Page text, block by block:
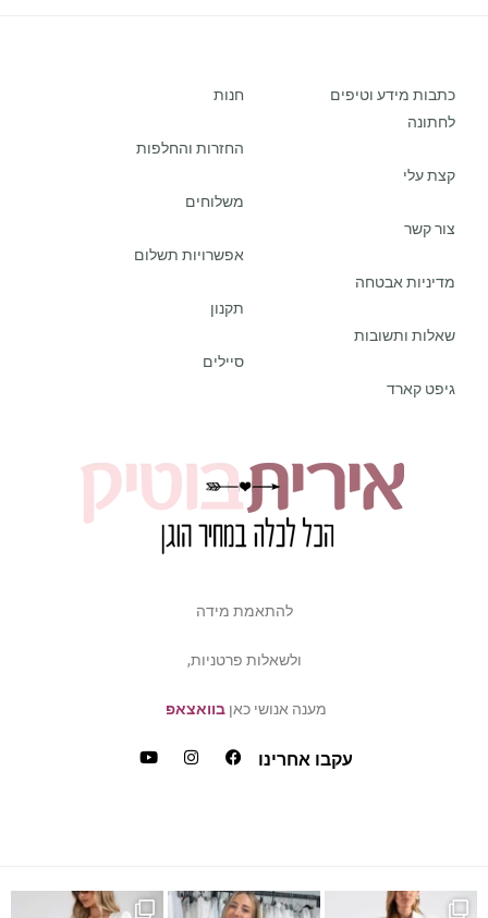
כתבות מידע וטיפים
לחתונה
קצת עלי
צור קשר
מדיניות אבטחה
שאלות ותשובות
גיפט קארד
חנות
החזרות והחלפות
משלוחים
אפשרויות תשלום
תקנון
סיילים
להתאמת מידה
ולשאלות פרטניות,
מענה אנושי כאןבוואצאפ
עקבו אחרינו
של פלאס סייז / מיד סכמה ביקשתן שהשמלה הזאת תחזו